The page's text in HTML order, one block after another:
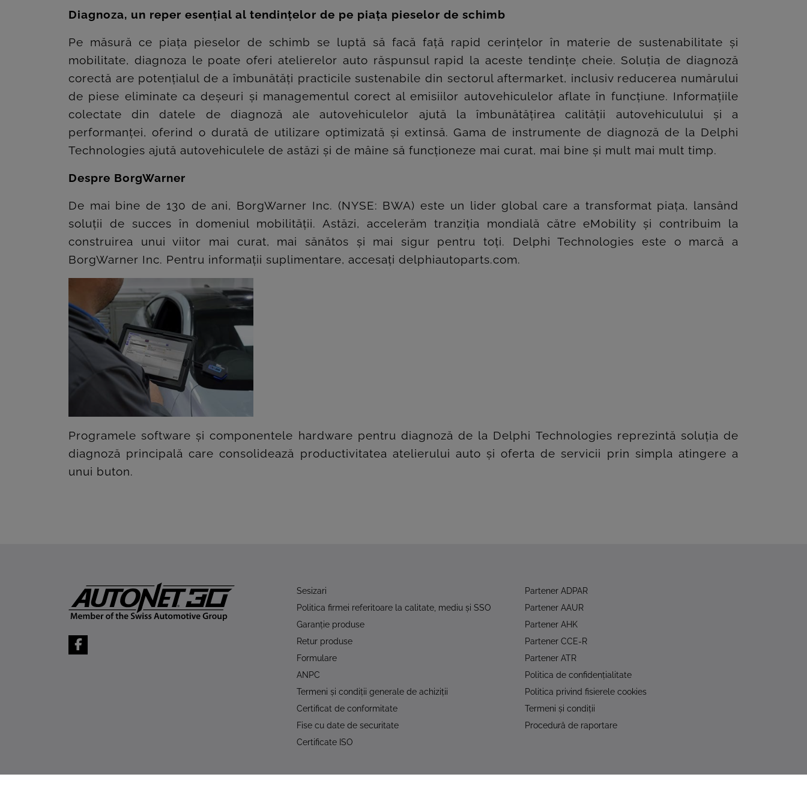
Diagnoza, un reper esențial al tendințelor de pe piața pieselor de schimb
Pe măsură ce piața pieselor de schimb se luptă să facă față rapid cerințelor în materie de sustenabilitate și
mobilitate, diagnoza le poate oferi atelierelor auto răspunsul rapid la aceste tendințe cheie. Soluția de diagnoză
corectă are potențialul de a îmbunătăți practicile sustenabile din sectorul aftermarket, inclusiv reducerea numărului
de piese eliminate ca deșeuri și managementul corect al emisiilor autovehiculelor aflate în funcțiune. Informațiile
colectate din datele de diagnoză ale autovehiculelor ajută la îmbunătățirea calității autovehiculului și a
performanței, oferind o durată de utilizare optimizată și extinsă. Gama de instrumente de diagnoză de la Delphi
Technologies ajută autovehiculele de astăzi și de mâine să funcționeze mai curat, mai bine și mult mai mult timp.
Despre BorgWarner
De mai bine de 130 de ani, BorgWarner Inc. (NYSE: BWA) este un lider global care a transformat piața, lansând
soluții de succes în domeniul mobilității. Astăzi, accelerăm tranziția mondială către eMobility și contribuim la
construirea unui viitor mai curat, mai sănătos și mai sigur pentru toți. Delphi Technologies este o marcă a
BorgWarner Inc. Pentru informații suplimentare, accesați delphiautoparts.com.
Programele software și componentele hardware pentru diagnoză de la Delphi Technologies reprezintă soluția de
diagnoză principală care consolidează productivitatea atelierului auto și oferta de servicii prin simpla atingere a
unui buton.
Sesizari
Politica firmei referitoare la calitate, mediu şi SSO
Garanţie produse
Retur produse
Formulare
ANPC
Termeni şi condiţii generale de achiziţii
Certificat de conformitate
Fise cu date de securitate
Certificate ISO
Partener ADPAR
Partener AAUR
Partener AHK
Partener CCE-R
Partener ATR
Politica de confidențialitate
Politica privind fisierele cookies
Termeni și condiții
Procedură de raportare